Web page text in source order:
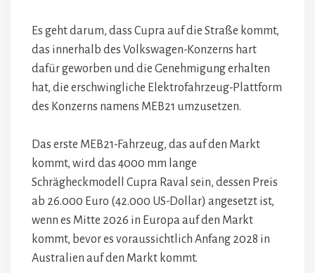
Es geht darum, dass Cupra auf die Straße kommt,
das innerhalb des Volkswagen-Konzerns hart
dafür geworben und die Genehmigung erhalten
hat, die erschwingliche Elektrofahrzeug-Plattform
des Konzerns namens MEB21 umzusetzen.
Das erste MEB21-Fahrzeug, das auf den Markt
kommt, wird das 4000 mm lange
Schrägheckmodell Cupra Raval sein, dessen Preis
ab 26.000 Euro (42.000 US-Dollar) angesetzt ist,
wenn es Mitte 2026 in Europa auf den Markt
kommt, bevor es voraussichtlich Anfang 2028 in
Australien auf den Markt kommt.